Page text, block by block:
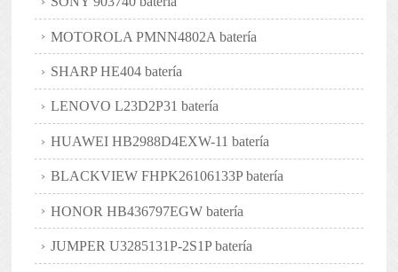
MOTOROLA PMNN4802A batería
SHARP HE404 batería
LENOVO L23D2P31 batería
HUAWEI HB2988D4EXW-11 batería
BLACKVIEW FHPK26106133P batería
HONOR HB436797EGW batería
JUMPER U3285131P-2S1P batería